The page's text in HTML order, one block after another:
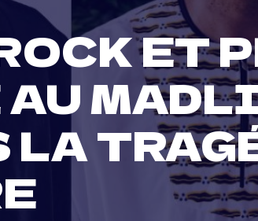
ET
AU
LA